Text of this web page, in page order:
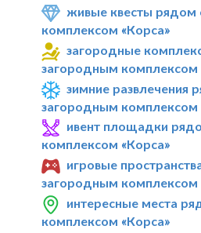
живые квесты рядом
комплексом «Корса»
загородные
загородным комплексом
зимние развлечения
загородным комплексом
ивент площадки
комплексом «Корса»
игровые
загородным комплексом
интересные места
комплексом «Корса»